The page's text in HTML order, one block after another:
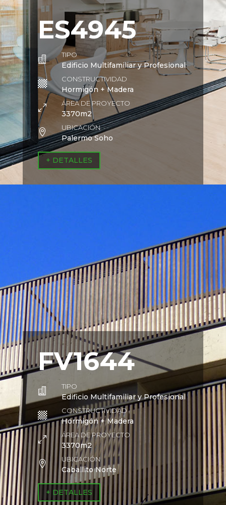
ES4945
 TIPO
Edificio Multifamiliar y Profesional

CONSTRUCTIVIDAD
Hormigón + Madera
0
ÁREA DE PROYECTO
3370m2

UBICACIÓN
Palermo Soho
+ DETALLES
FV1644
 TIPO
Edificio Multifamiliar y Profesional

CONSTRUCTIVIDAD
Hormigón + Madera
0
ÁREA DE PROYECTO
3370m2

UBICACIÓN
Caballito Norte
+ DETALLES